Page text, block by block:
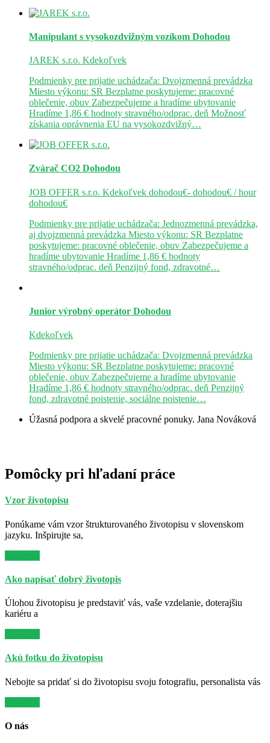
Manipulant s vysokozdvižným vozíkom Dohodou
JAREK s.r.o. Kdekoľvek
Podmienky pre prijatie uchádzača: Dvojzmenná prevádzka
Miesto výkonu: SR Bezplatne poskytujeme: pracovné
oblečenie, obuv Zabezpečujeme a hradíme ubytovanie
Hradíme 1,86 € hodnoty stravného/odprac. deň Možnosť
získania oprávnenia EU na vysokozdvižný…
Zvárač CO2 Dohodou
JOB OFFER s.r.o. Kdekoľvek dohodou€- dohodou€ / hour
dohodou€
Podmienky pre prijatie uchádzača: Jednozmenná prevádzka,
aj dvojzmenná prevádzka Miesto výkonu: SR Bezplatne
poskytujeme: pracovné oblečenie, obuv Zabezpečujeme a
hradíme ubytovanie Hradíme 1,86 € hodnoty
stravného/odprac. deň Penzijný fond, zdravotné…
Junior výrobný operátor Dohodou
Kdekoľvek
Podmienky pre prijatie uchádzača: Dvojzmenná prevádzka
Miesto výkonu: SR Bezplatne poskytujeme: pracovné
oblečenie, obuv Zabezpečujeme a hradíme ubytovanie
Hradíme 1,86 € hodnoty stravného/odprac. deň Penzijný
fond, zdravotné poistenie, sociálne poistenie…
Úžasná podpora a skvelé pracovné ponuky. Jana Nováková
Pomôcky pri hľadaní práce
Vzor životopisu
Ponúkame vám vzor štrukturovaného životopisu v slovenskom
jazyku. Inšpirujte sa,
Ako napísať dobrý životopis
Úlohou životopisu je predstaviť vás, vaše vzdelanie, doterajšiu
kariéru a
Akú fotku do životopisu
Nebojte sa pridať si do životopisu svoju fotografiu, personalista vás
O nás